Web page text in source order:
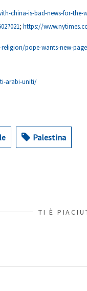
china-is-bad-news-for-the-
; https://
pope-wants-new-
arabi-uniti/
Palestina
TI È